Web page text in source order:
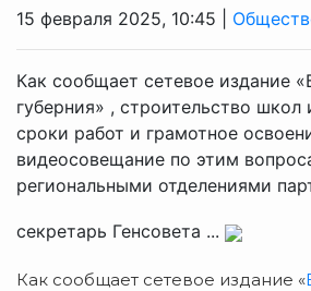
15 февраля 2025, 10:45 |
Как сообщает сетевое издание
губерния» , строительство школ
сроки работ и грамотное
видеосовещание по этим
региональными отделениями
секретарь Генсовета ...
Как сообщает сетевое издание «